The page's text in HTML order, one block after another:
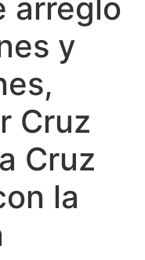
arreglo
y
Cruz
Cruz
la